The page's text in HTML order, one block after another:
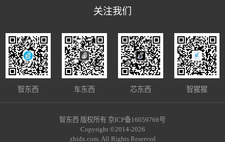
关注我们
智东西 车东西 芯东西 智猩猩
智东西 版权所有 京ICP备16059766号
Copyright ©2014-2026
zhidx.com. All Rights Reserved